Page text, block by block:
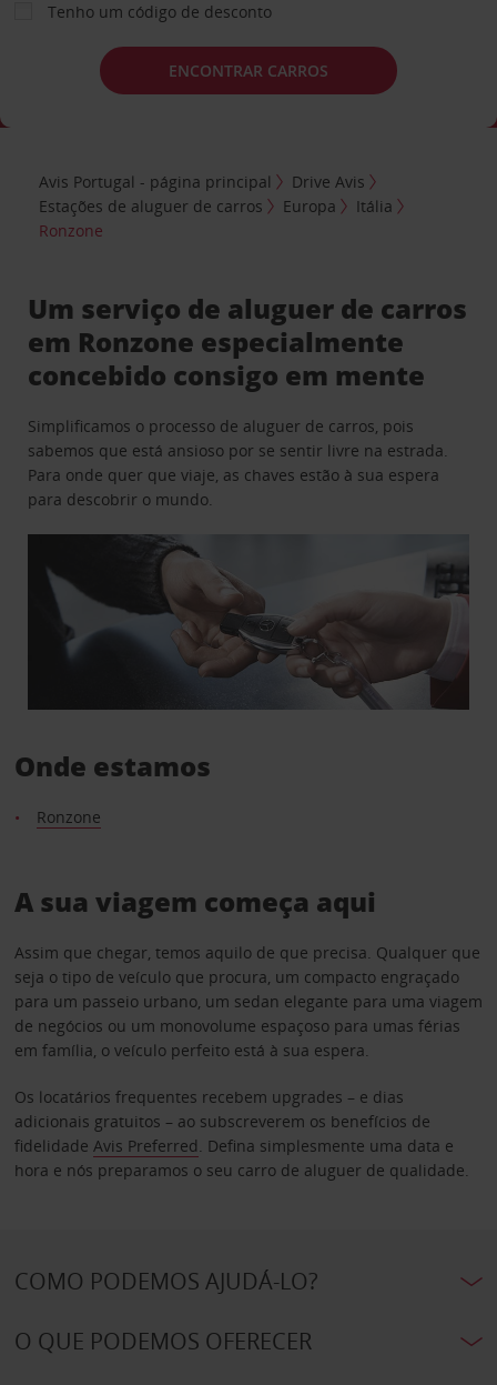
Tenho um código de desconto
ENCONTRAR CARROS
Avis Portugal - página principal
Drive Avis
Estações de aluguer de carros
Europa
Itália
Ronzone
Um serviço de aluguer de carros
em Ronzone especialmente
concebido consigo em mente
Simplificamos o processo de aluguer de carros, pois
sabemos que está ansioso por se sentir livre na estrada.
Para onde quer que viaje, as chaves estão à sua espera
para descobrir o mundo.
Onde estamos
Ronzone
A sua viagem começa aqui
Assim que chegar, temos aquilo de que precisa. Qualquer que
seja o tipo de veículo que procura, um compacto engraçado
para um passeio urbano, um sedan elegante para uma viagem
de negócios ou um monovolume espaçoso para umas férias
em família, o veículo perfeito está à sua espera.
Os locatários frequentes recebem upgrades – e dias
adicionais gratuitos – ao subscreverem os benefícios de
fidelidade Avis Preferred. Defina simplesmente uma data e
hora e nós preparamos o seu carro de aluguer de qualidade.
COMO PODEMOS AJUDÁ-LO?
O QUE PODEMOS OFERECER